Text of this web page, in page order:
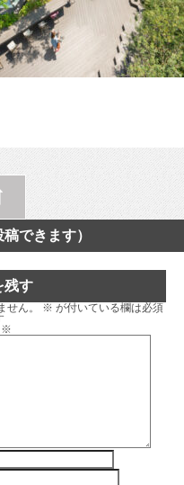
できます）
残す
ん。 ※ が付いている欄は必須
※